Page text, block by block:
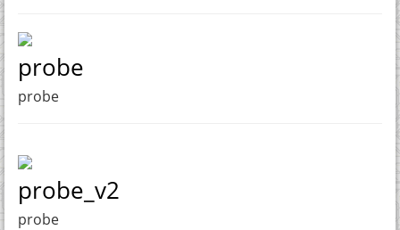
probe
probe
probe_v2
probe